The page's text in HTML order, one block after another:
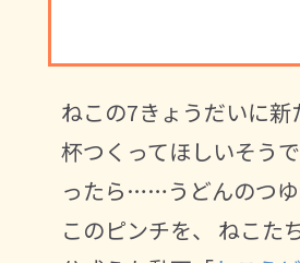
ねこの7きょうだいに
杯つくってほしいそう
ったら……うどんのつ
このピンチを、 ねこた